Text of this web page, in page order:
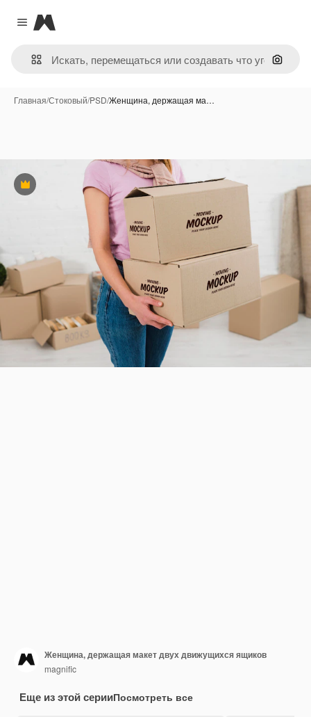
Close menu
Magnific
Поиск
Главная/Стоковый/PSD/Женщина, держащая ма…
Премиум
Женщина, держащая макет двух движущихся ящиков
magnific
Еще из этой серииПосмотреть все